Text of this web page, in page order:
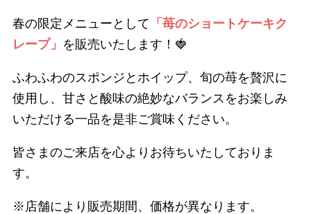
春の限定メニューとして 「苺のショートケーキク
レープ」 を販売いたします！🍓
ふわふわのスポンジとホイップ、旬の苺を贅沢に
使用し、甘さと酸味の絶妙なバランスをお楽しみ
いただける一品を是非ご賞味ください。
皆さまのご来店を心よりお待ちいたしておりま
す。
※店舗により販売期間、価格が異なります。